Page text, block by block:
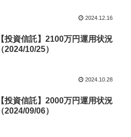
2024.12.16
【投資信託】2100万円運用状況
（2024/10/25）
2024.10.28
【投資信託】2000万円運用状況
（2024/09/06）